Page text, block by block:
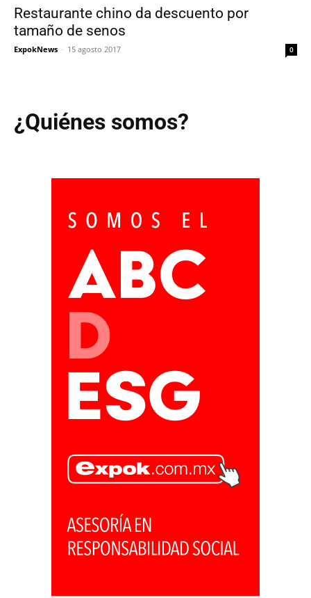
Restaurante chino da descuento por
tamaño de senos
ExpokNews - 15 agosto 2017 0
¿Quiénes somos?